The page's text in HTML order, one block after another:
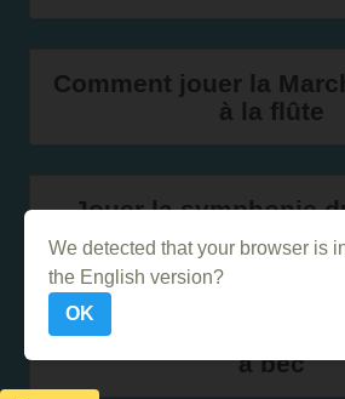
Comment jouer la
à la flûte
Jouer la symphonie
Monde de Dvorak
Jouer la marche
à bec
We detected that your browser is
the English version?
OK